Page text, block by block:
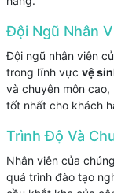
Đội Ngũ Nhân
Đội ngũ nhân viên
trong lĩnh vực vệ
và chuyên môn
tốt nhất cho khách
Trình Độ Và
Nhân viên của
quá trình đào tạo